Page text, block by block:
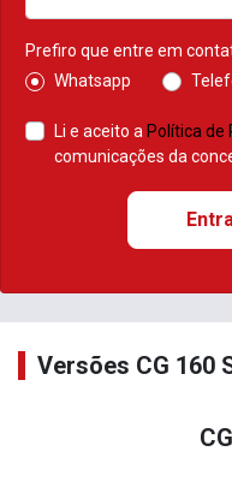
Prefiro que entre em
Whatsapp
Li e aceito a Política de
comunicações da
Versões CG 160